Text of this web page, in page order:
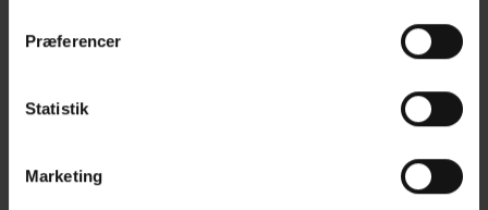
Læs mere om vores behandling af personoplysninger
her.
Præferencer
Statistik
Marketing
fagprofessionelle, der skal følge op på
Du er altid velkommen til at ringe, hvis du har